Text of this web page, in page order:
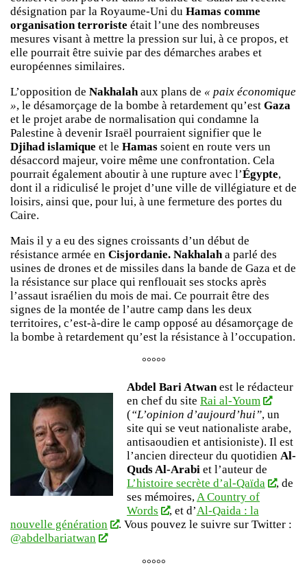
désignation par la Royaume-Uni du Hamas comme
organisation terroriste était l’une des nombreuses
mesures visant à mettre la pression sur lui, à ce propos, et
elle pourrait être suivie par des démarches arabes et
européennes similaires.
L’opposition de Nakhalahaux plans de « paix économique
», le désamorçage de la bombe à retardement qu’est Gaza
et le projet arabe de normalisation qui condamne la
Palestine à devenir Israël pourraient signifier que le
Djihad islamique et le Hamas soient en route vers un
désaccord majeur, voire même une confrontation. Cela
pourrait également aboutir à une rupture avec l’Égypte,
dont il a ridiculisé le projet d’une ville de villégiature et de
loisirs, ainsi que, pour lui, à une fermeture des portes du
Caire.
Mais il y a eu des signes croissants d’un début de
résistance armée en Cisjordanie. Nakhalah a parlé des
usines de drones et de missiles dans la bande de Gaza et de
la résistance sur place qui renflouait ses stocks après
l’assaut israélien du mois de mai. Ce pourrait être des
signes de la montée de l’autre camp dans les deux
territoires, c’est-à-dire le camp opposé au désamorçage de
la bombe à retardement qu’est la résistance à l’occupation.
°°°°°
Abdel Bari Atwanest le rédacteur
en chef du site Rai al-Youm
(“L’opinion d’aujourd’hui”, un
site qui se veut nationaliste arabe,
antisaoudien et antisioniste). Il est
l’ancien directeur du quotidien Al-
Quds Al-Arabi et l’auteur de
L’histoire secrète d’al-Qaïda
, de
ses mémoires,A Country of
Words
, et d’Al-Qaida : la
nouvelle génération
. Vous pouvez le suivre sur Twitter :
@abdelbariatwan
°°°°°